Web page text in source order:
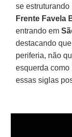
se
Frente Favela
entrando em
destacando
periferia, não
esquerda como
essas siglas